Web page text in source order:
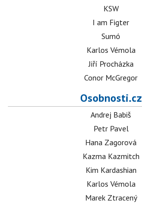
KSW
I am Figter
Sumó
Karlos Vémola
Jiří Procházka
Conor McGregor
Osobnosti.cz
Andrej Babiš
Petr Pavel
Hana Zagorová
Kazma Kazmitch
Kim Kardashian
Karlos Vémola
Marek Ztracený